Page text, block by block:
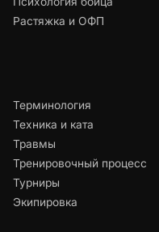
Растяжка и ОФП
Терминология
Техника и ката
Травмы
Тренировочный процесс
Турниры
Экипировка